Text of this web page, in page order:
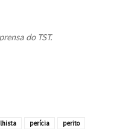
do TST.
perícia
perito